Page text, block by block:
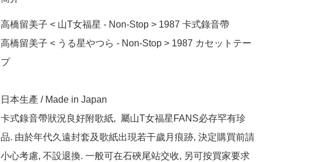
高橋留美子 < 山T女福星 - Non-Stop > 1987 卡式錄音帶
高橋留美子 < うる星やつら - Non-Stop > 1987 カセットテー
プ
日本生產 / Made in Japan
卡式錄音帶狀況良好附歌紙,  屬山T女福星FANS必存罕有珍
品. 由於年代久遠封套及歌紙出現若干歲月痕跡, 決定購買前請
小心考慮, 不設退換. 一般可在石硤尾站交收, 另可按買家要求